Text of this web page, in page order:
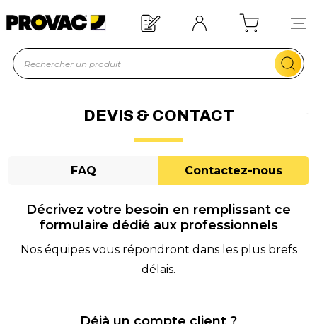
Besoin d'un équipement ?
DEVIS & CONTACT
FAQ Contactez-nous
Décrivez votre besoin en remplissant ce
formulaire dédié aux professionnels
Nos équipes vous répondront dans les plus brefs
délais.